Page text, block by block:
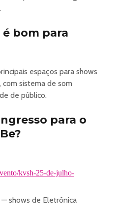
é bom para
espaços para shows
com sistema de som
de público.
para o
kvsh-25-de-julho-
shows de Eletrônica